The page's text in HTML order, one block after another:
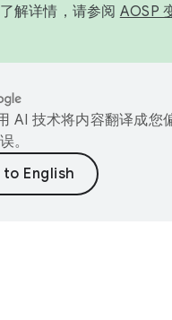
解详情，请参阅 AOSP
AI 技术将内容翻译成您
。